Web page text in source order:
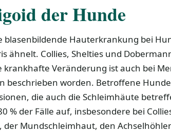
der Hunde
blasenbildende Hauterkrankung bei
ähnelt. Collies, Shelties und
krankhafte Veränderung ist auch bei
beschrieben worden. Betroffene
die auch die Schleimhäute
% der Fälle auf, insbesondere bei
der Mundschleimhaut, den